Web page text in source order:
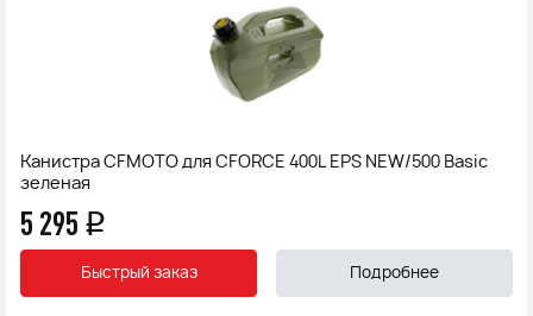
Канистра CFMOTO для CFORCE 400L EPS NEW/500 Basic
зеленая
5 295 q
Быстрый заказ Подробнее